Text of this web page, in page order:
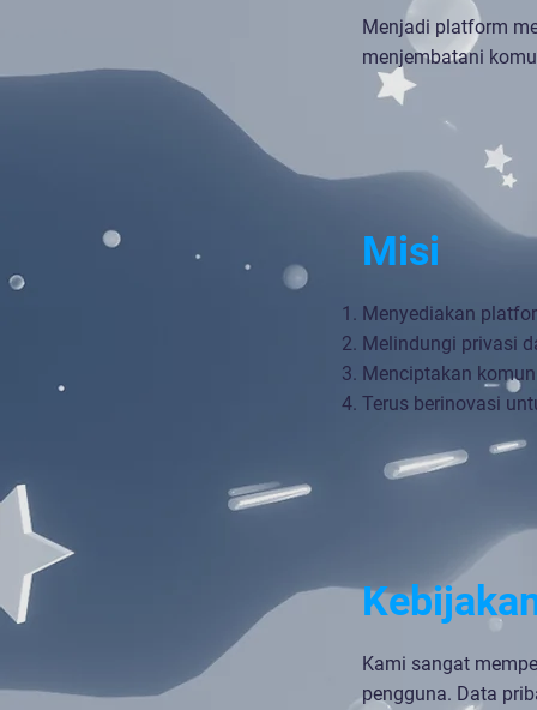
Menjadi platform
menjembatani
Misi
Menyediakan
Melindungi privasi
Menciptakan
Terus berinovasi
Kami sangat
pengguna. Data